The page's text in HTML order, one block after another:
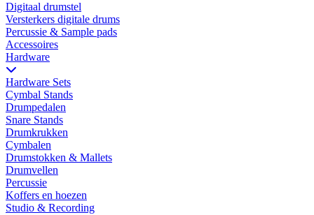
Digitaal drumstel
Versterkers digitale drums
Percussie & Sample pads
Accessoires
Hardware
Hardware Sets
Cymbal Stands
Drumpedalen
Snare Stands
Drumkrukken
Cymbalen
Drumstokken & Mallets
Drumvellen
Percussie
Koffers en hoezen
Studio & Recording